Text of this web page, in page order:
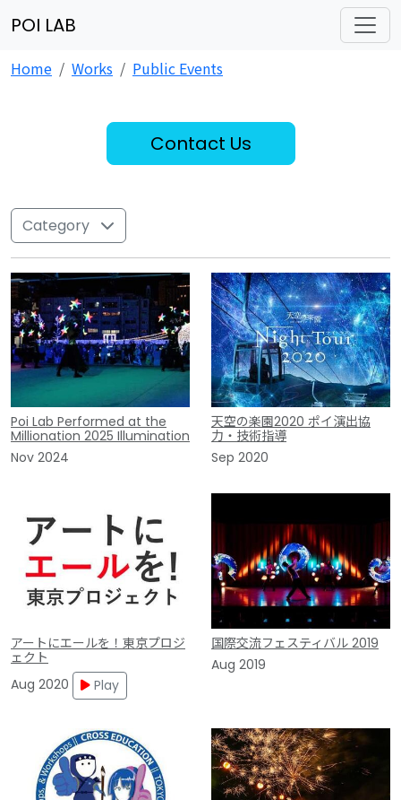
POI LAB
Home Works Public Events
Contact Us
Category
Poi Lab Performed at the
Millionation 2025 Illumination
Nov 2024
天空の楽園2020 ポイ演出協
力・技術指導
Sep 2020
アートにエールを！東京プロジ
ェクト
Aug 2020
Play
国際交流フェスティバル 2019
Aug 2019